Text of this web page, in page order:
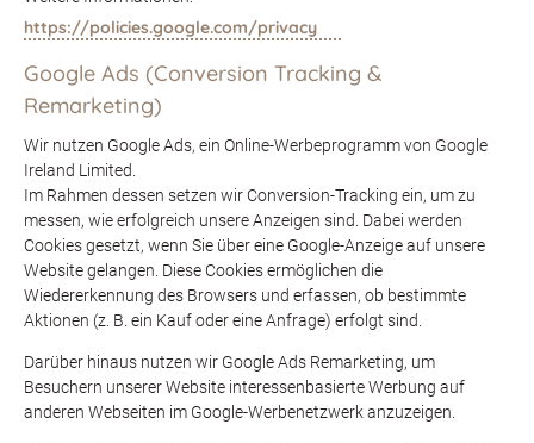
https://policies.google.com/privacy
Google Ads (Conversion Tracking &
Remarketing)
Wir nutzen Google Ads, ein Online-Werbeprogramm von Google
Ireland Limited.
Im Rahmen dessen setzen wir Conversion-Tracking ein, um zu
messen, wie erfolgreich unsere Anzeigen sind. Dabei werden
Cookies gesetzt, wenn Sie über eine Google-Anzeige auf unsere
Website gelangen. Diese Cookies ermöglichen die
Wiedererkennung des Browsers und erfassen, ob bestimmte
Aktionen (z. B. ein Kauf oder eine Anfrage) erfolgt sind.
Darüber hinaus nutzen wir Google Ads Remarketing, um
Besuchern unserer Website interessenbasierte Werbung auf
anderen Webseiten im Google-Werbenetzwerk anzuzeigen.